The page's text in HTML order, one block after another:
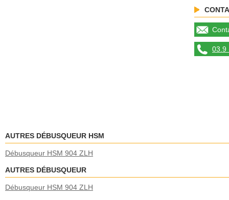
03.9
AUTRES DÉBUSQUEUR HSM
Débusqueur HSM 904 ZLH
AUTRES DÉBUSQUEUR
Débusqueur HSM 904 ZLH